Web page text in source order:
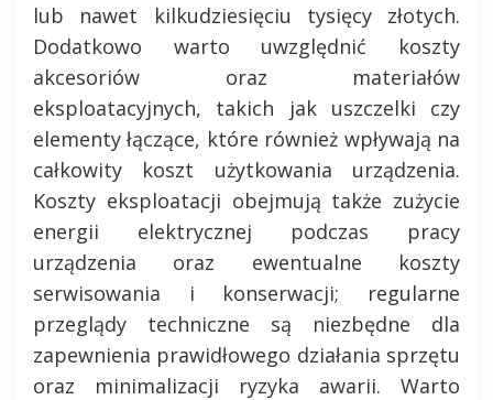
lub nawet kilkudziesięciu tysięcy złotych.
Dodatkowo warto uwzględnić koszty
akcesoriów oraz materiałów
eksploatacyjnych, takich jak uszczelki czy
elementy łączące, które również wpływają na
całkowity koszt użytkowania urządzenia.
Koszty eksploatacji obejmują także zużycie
energii elektrycznej podczas pracy
urządzenia oraz ewentualne koszty
serwisowania i konserwacji; regularne
przeglądy techniczne są niezbędne dla
zapewnienia prawidłowego działania sprzętu
oraz minimalizacji ryzyka awarii. Warto